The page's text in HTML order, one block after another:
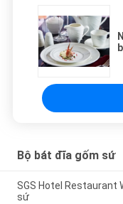
Bộ bát đĩa gốm sứ
SGS Hotel Restaurant
sứ